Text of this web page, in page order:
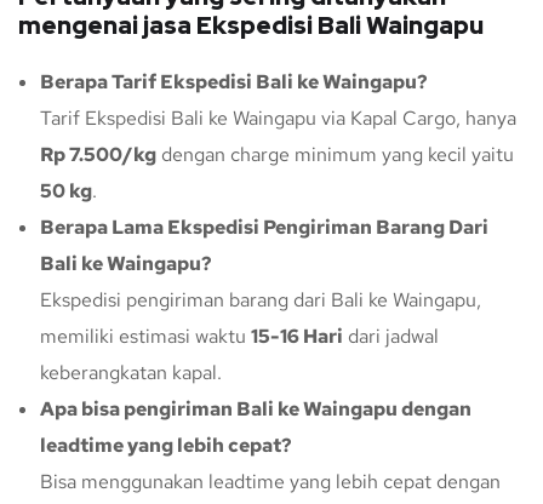
mengenai jasa Ekspedisi Bali Waingapu
Berapa Tarif Ekspedisi Bali ke Waingapu?
Tarif Ekspedisi Bali ke Waingapu via Kapal Cargo, hanya
Rp 7.500/kg dengan charge minimum yang kecil yaitu
50 kg.
Berapa Lama Ekspedisi Pengiriman Barang Dari
Bali ke Waingapu?
Ekspedisi pengiriman barang dari Bali ke Waingapu,
memiliki estimasi waktu 15-16 Hari dari jadwal
keberangkatan kapal.
Apa bisa pengiriman Bali ke Waingapu dengan
leadtime yang lebih cepat?
Bisa menggunakan leadtime yang lebih cepat dengan